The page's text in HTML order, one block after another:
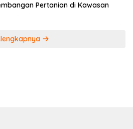
Pertanian di Kawasan